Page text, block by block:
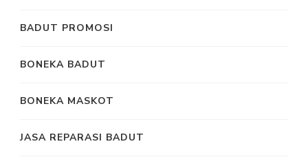
BADUT PROMOSI
BONEKA BADUT
BONEKA MASKOT
JASA REPARASI BADUT